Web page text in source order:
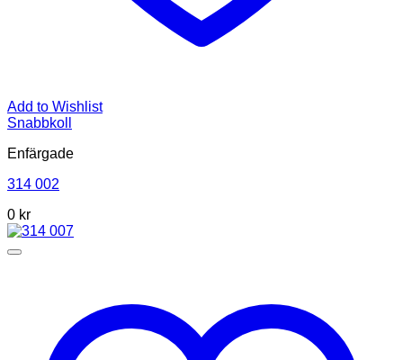
Add to Wishlist
Snabbkoll
Enfärgade
314 002
0 kr